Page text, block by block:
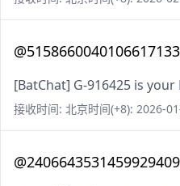
[BatChat] G-916425 is
接收时间: 北京时间(+8): 2026-